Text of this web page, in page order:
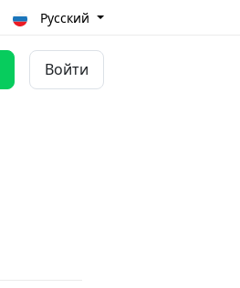
Русский
Войти